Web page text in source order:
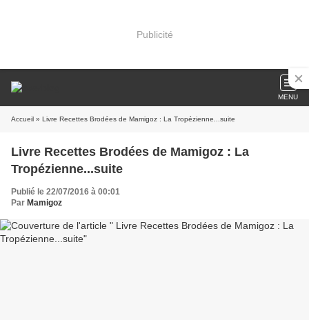
Publicité
MENU
Accueil » Livre Recettes Brodées de Mamigoz : La Tropézienne...suite
Livre Recettes Brodées de Mamigoz : La
Tropézienne...suite
Publié le 22/07/2016 à 00:01
Par Mamigoz